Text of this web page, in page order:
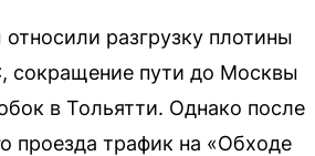
разгрузку плотины
сокращение пути до Москвы
в Тольятти. Однако после
проезда трафик на «Обходе